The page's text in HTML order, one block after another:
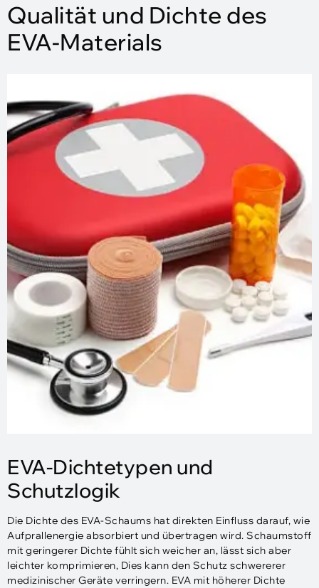
Qualität und Dichte des
EVA-Materials
EVA-Dichtetypen und
Schutzlogik
Die Dichte des EVA-Schaums hat direkten Einfluss darauf, wie
Aufprallenergie absorbiert und übertragen wird. Schaumstoff
mit geringerer Dichte fühlt sich weicher an, lässt sich aber
leichter komprimieren, Dies kann den Schutz schwererer
medizinischer Geräte verringern. EVA mit höherer Dichte